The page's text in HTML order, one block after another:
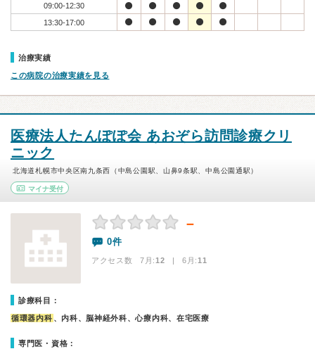
09:00-12:30
13:30-17:00
治療実績
この病院の治療実績を見る
医療法人たんぽぽ会 あおぞら訪問診療クリ
ニック
北海道札幌市中央区南九条西（中島公園駅、山鼻9条駅、中島公園通駅）
マイナ受付
－
0件
アクセス数 7月:12 | 6月:11
診療科目：
循環器内科 、内科、脳神経外科、心療内科、在宅医療
専門医・資格：